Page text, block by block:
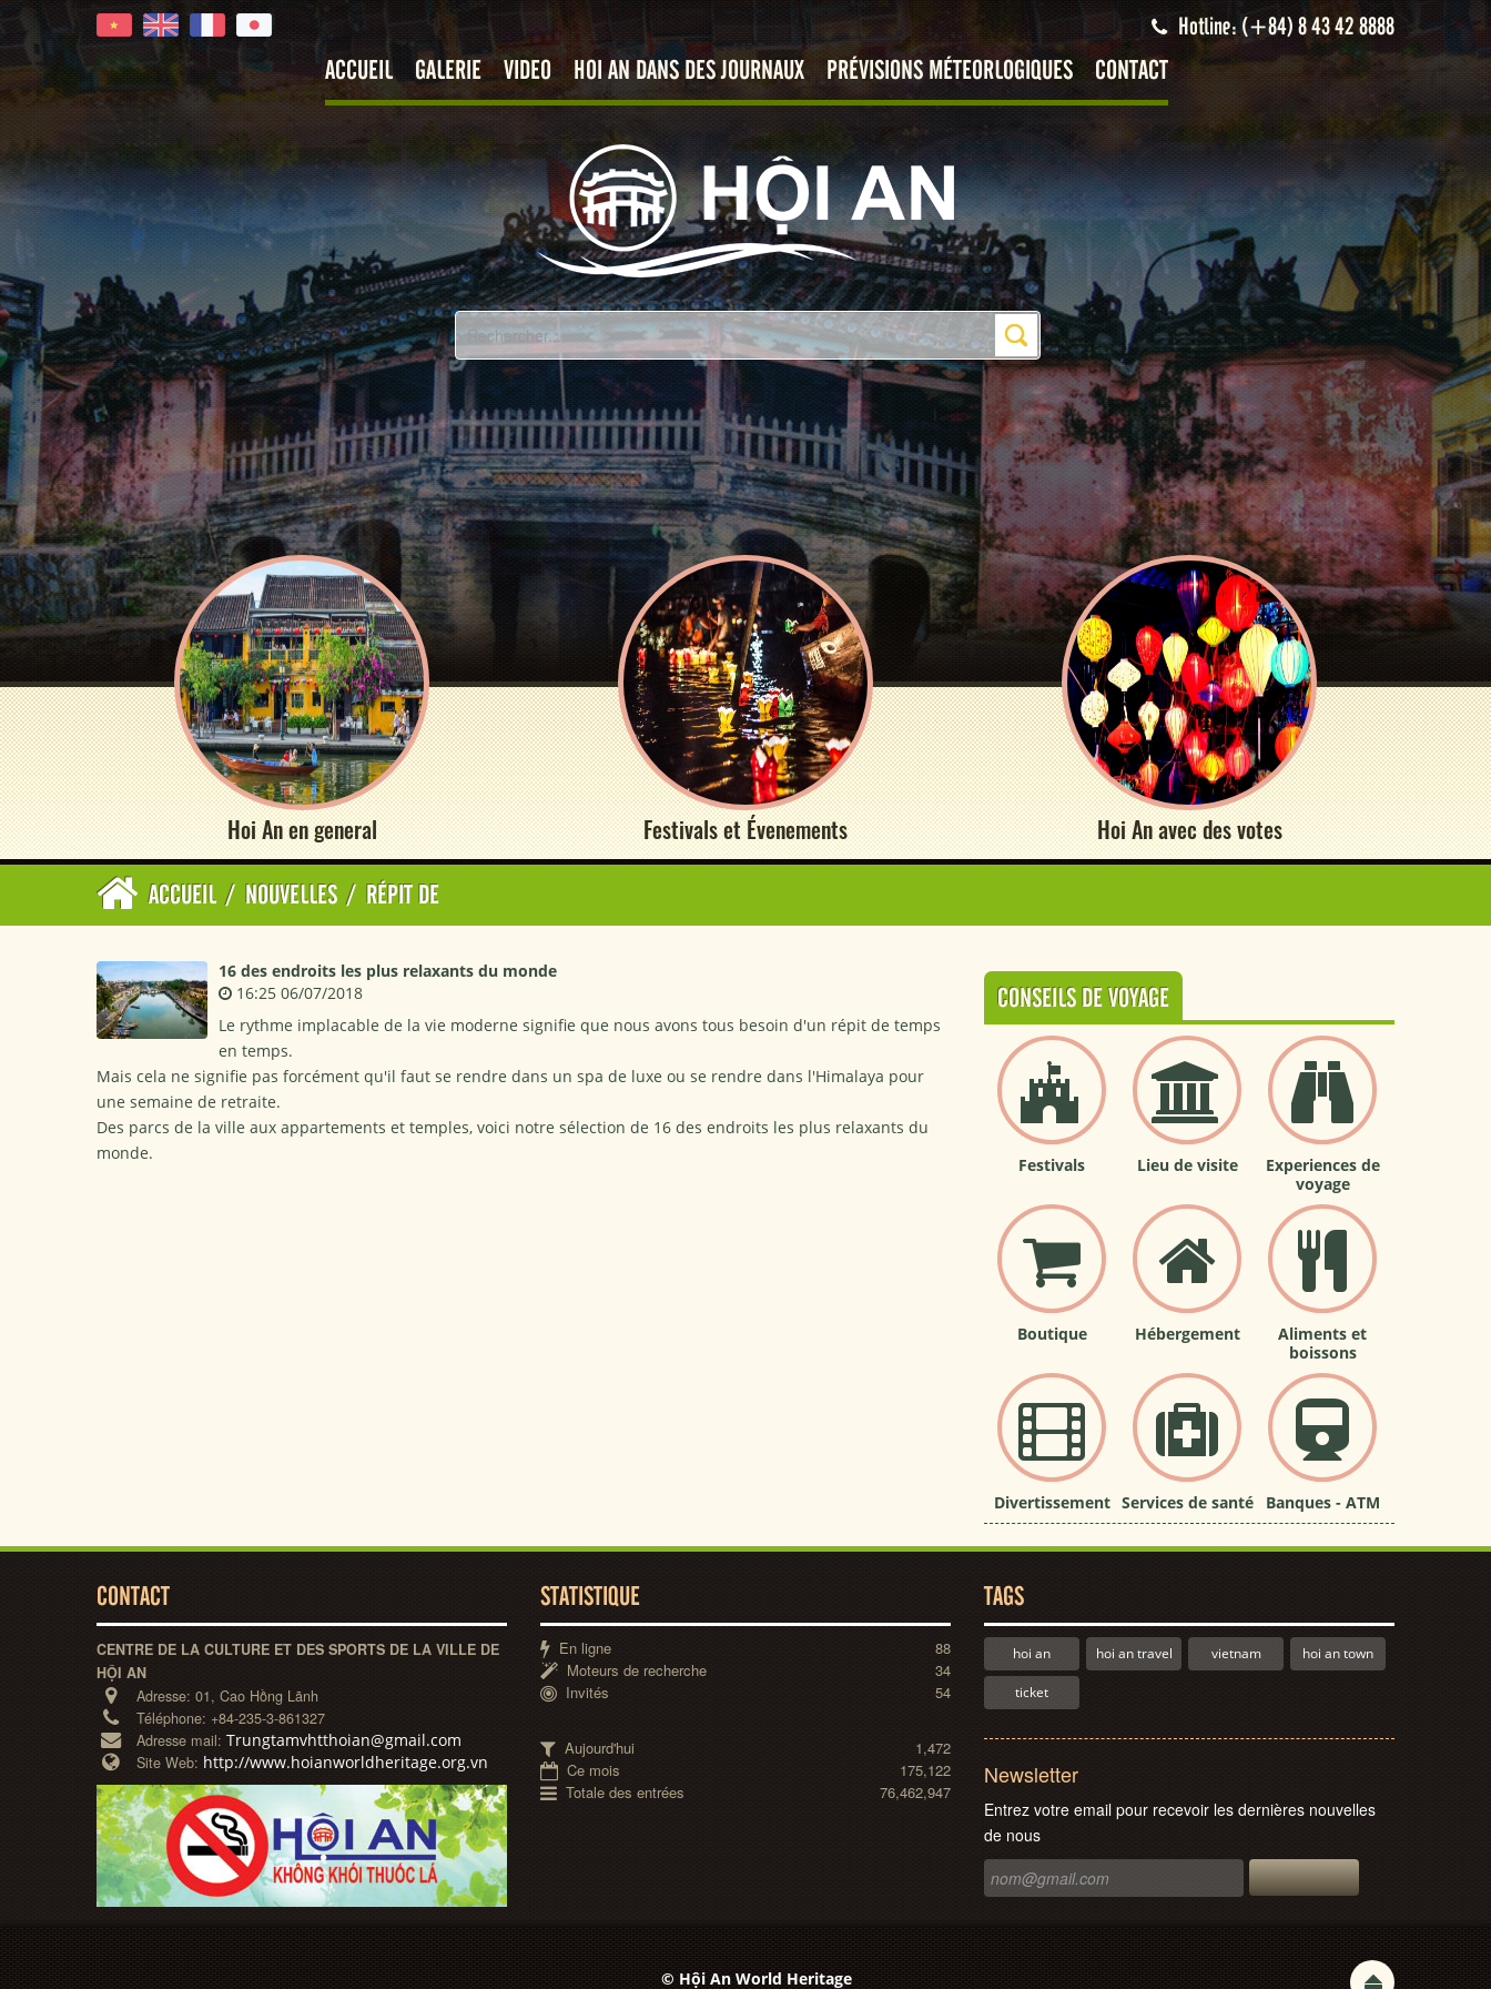
Hotline: (+84) 8 43 42 8888
ACCUEIL GALERIE VIDEO HOI AN DANS DES JOURNAUX PRÉVISIONS MÉTEORLOGIQUES CONTACT
Hoi An en general Festivals et Évenements Hoi An avec des votes
ACCUEIL / NOUVELLES / RÉPIT DE
16 des endroits les plus relaxants du monde
16:25 06/07/2018
Le rythme implacable de la vie moderne signifie que nous avons tous besoin d'un répit de temps
en temps.
Mais cela ne signifie pas forcément qu'il faut se rendre dans un spa de luxe ou se rendre dans l'Himalaya pour
une semaine de retraite.
Des parcs de la ville aux appartements et temples, voici notre sélection de 16 des endroits les plus relaxants du
monde.
CONSEILS DE VOYAGE
Festivals Lieu de visite
Experiences de
voyage
Boutique Hébergement
Aliments et
boissons
Divertissement Services de santé Banques - ATM
CONTACT
CENTRE DE LA CULTURE ET DES SPORTS DE LA VILLE DE
HỘI AN
Adresse: 01, Cao Hồng Lãnh
Téléphone: +84-235-3-861327
Adresse mail: Trungtamvhtthoian@gmail.com
Site Web: http://www.hoianworldheritage.org.vn
STATISTIQUE
En ligne
88
Moteurs de recherche
34
Invités
54
Aujourd'hui
1,472
Ce mois
175,122
Totale des entrées
76,462,947
TAGS
hoi an hoi an travel vietnam hoi an town
ticket
Newsletter
Entrez votre email pour recevoir les dernières nouvelles
de nous
© Hội An World Heritage